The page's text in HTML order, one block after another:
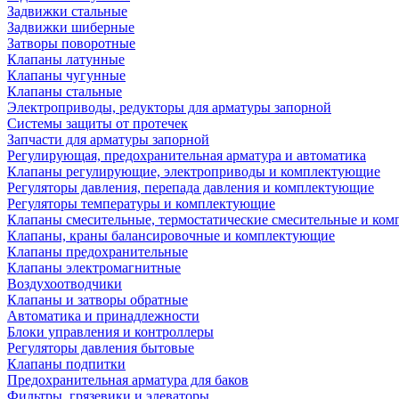
Задвижки стальные
Задвижки шиберные
Затворы поворотные
Клапаны латунные
Клапаны чугунные
Клапаны стальные
Электроприводы, редукторы для арматуры запорной
Системы защиты от протечек
Запчасти для арматуры запорной
Регулирующая, предохранительная арматура и автоматика
Клапаны регулирующие, электроприводы и комплектующие
Регуляторы давления, перепада давления и комплектующие
Регуляторы температуры и комплектующие
Клапаны смесительные, термостатические смесительные и
Клапаны, краны балансировочные и комплектующие
Клапаны предохранительные
Клапаны электромагнитные
Воздухоотводчики
Клапаны и затворы обратные
Автоматика и принадлежности
Блоки управления и контроллеры
Регуляторы давления бытовые
Клапаны подпитки
Предохранительная арматура для баков
Фильтры, грязевики и элеваторы